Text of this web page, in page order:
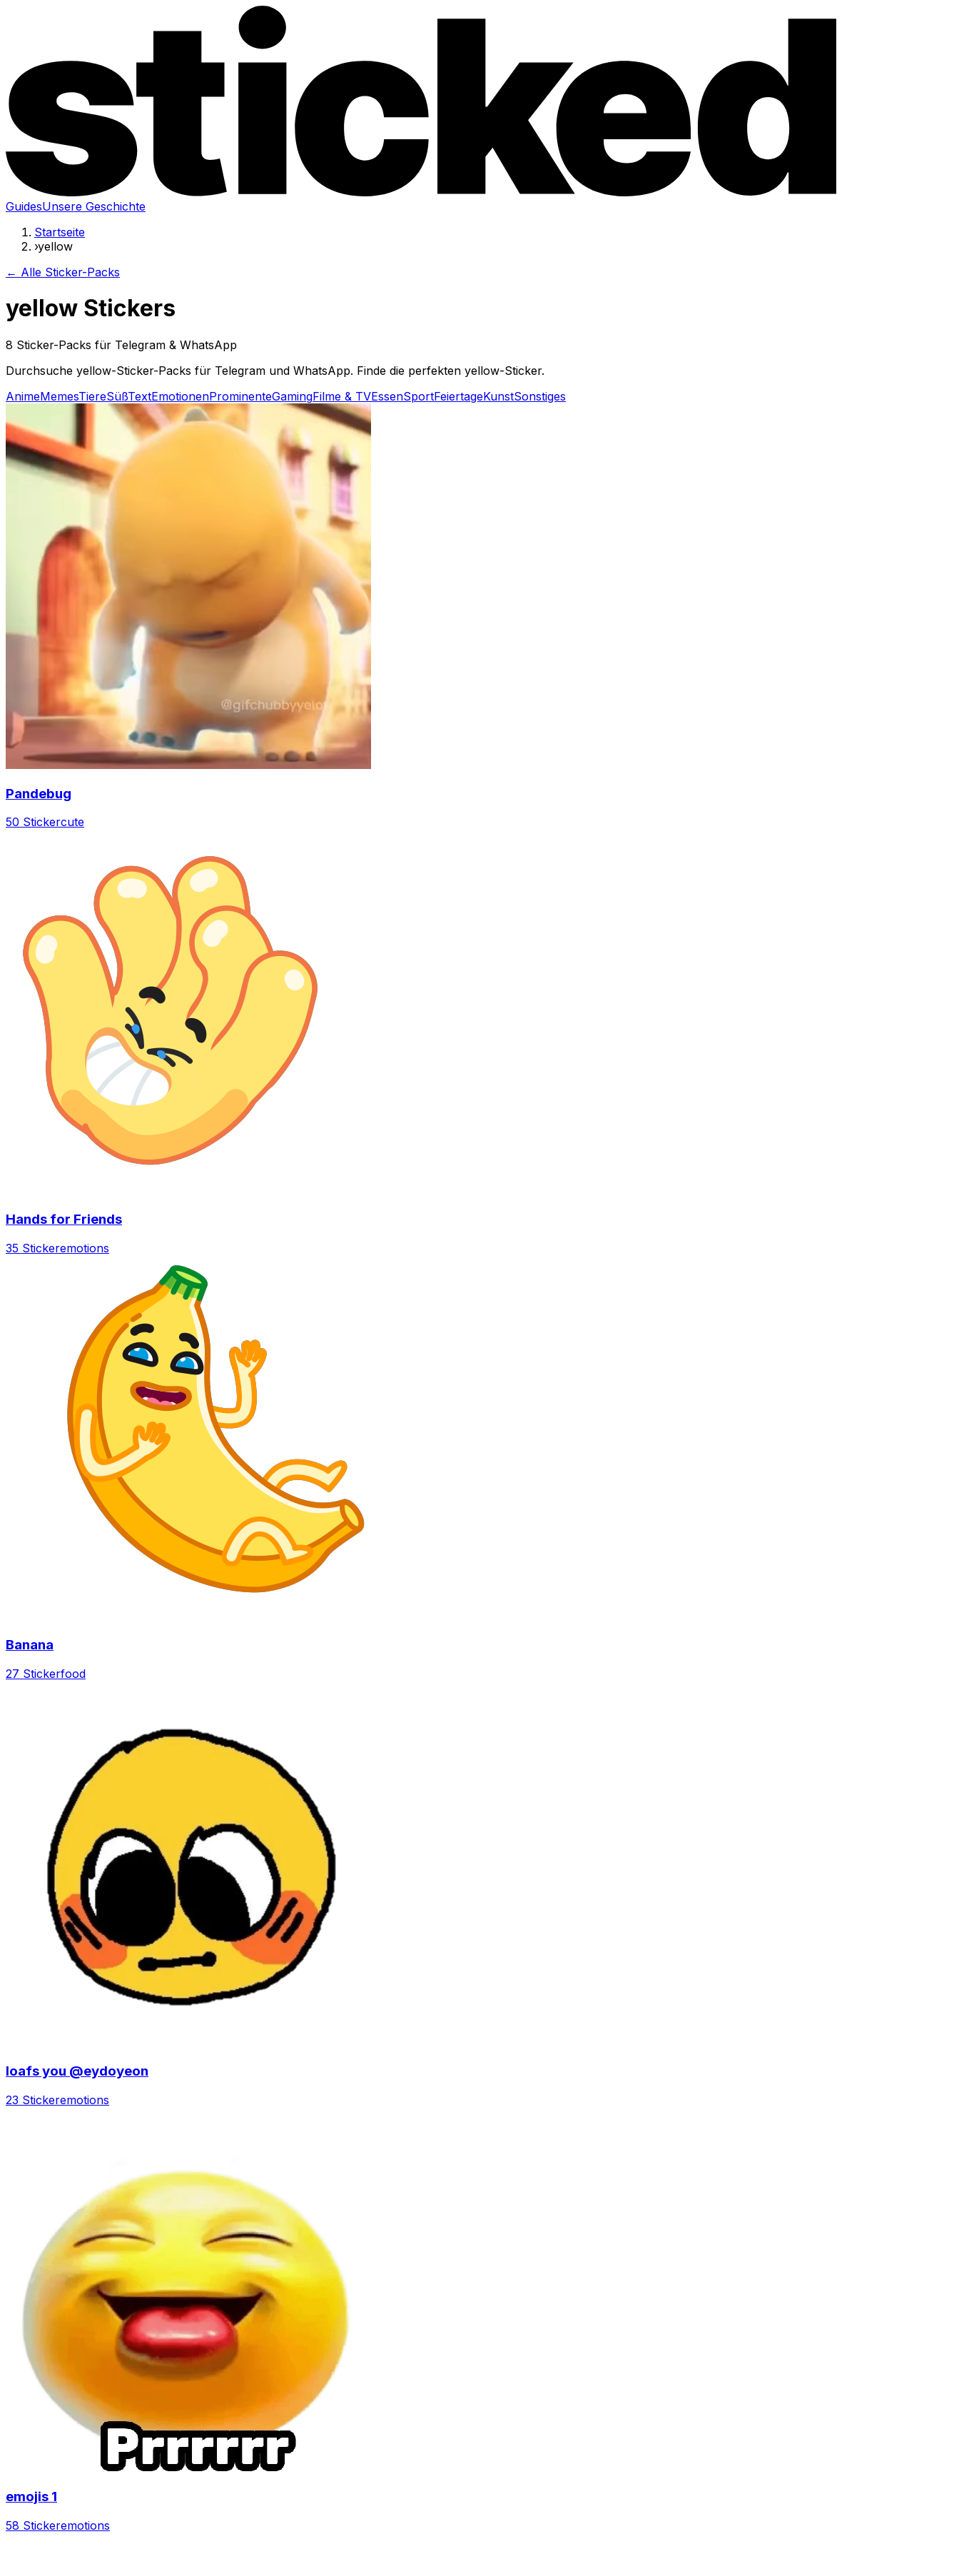
GuidesUnsere Geschichte
Startseite
›yellow
← Alle Sticker-Packs
yellow Stickers
8 Sticker-Packs für Telegram & WhatsApp
Durchsuche yellow-Sticker-Packs für Telegram und WhatsApp. Finde die perfekten yellow-Sticker.
AnimeMemesTiereSüßTextEmotionenProminenteGamingFilme & TVEssenSportFeiertageKunstSonstiges
Pandebug
50 Stickercute
Hands for Friends
35 Stickeremotions
Banana
27 Stickerfood
loafs you @eydoyeon
23 Stickeremotions
emojis 1
58 Stickeremotions